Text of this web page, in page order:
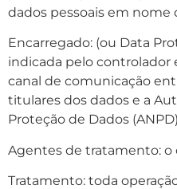
dados pessoais em nome
Encarregado: (ou Data
indicada pelo controlador
canal de comunicação
titulares dos dados e a
Proteção de Dados
Agentes de tratamento: o
Tratamento: toda